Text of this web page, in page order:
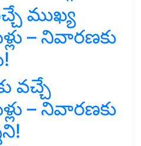
ముఖ్య
– నివారణకు
వచ్చే
– నివారణకు